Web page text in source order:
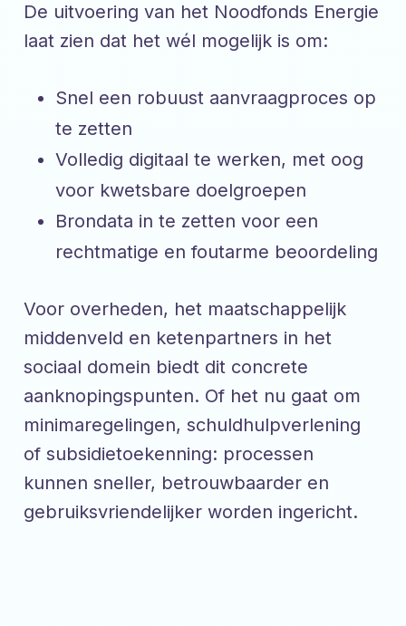
De uitvoering van het Noodfonds Energie
laat zien dat het wél mogelijk is om:
Snel een robuust aanvraagproces op
te zetten
Volledig digitaal te werken, met oog
voor kwetsbare doelgroepen
Brondata in te zetten voor een
rechtmatige en foutarme beoordeling
Voor overheden, het maatschappelijk
middenveld en ketenpartners in het
sociaal domein biedt dit concrete
aanknopingspunten. Of het nu gaat om
minimaregelingen, schuldhulpverlening
of subsidietoekenning: processen
kunnen sneller, betrouwbaarder en
gebruiksvriendelijker worden ingericht.